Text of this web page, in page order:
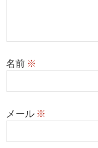
名前 ※
メール ※